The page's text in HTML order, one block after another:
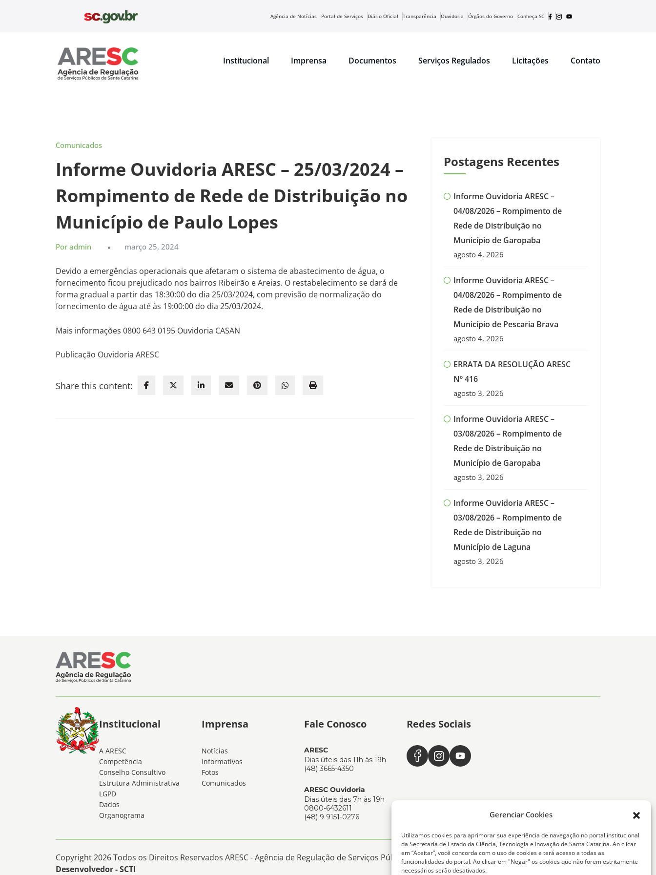
Gerenciar Cookies
Utilizamos cookies para aprimorar sua experiência de navegação no portal institucional
da Secretaria de Estado da Ciência, Tecnologia e Inovação de Santa Catarina. Ao clicar
em “Aceitar”, você concorda com o uso de cookies e terá acesso a todas as
funcionalidades do portal. Ao clicar em "Negar" os cookies que não forem estritamente
necessários serão desativados.
Agência de Notícias Portal de Serviços Diário Oficial Transparência Ouvidoria Órgãos do Governo Conheça SC
Institucional Imprensa Documentos Serviços Regulados Licitações Contato
Comunicados
Informe Ouvidoria ARESC – 25/03/2024 –
Rompimento de Rede de Distribuição no
Município de Paulo Lopes
Por admin março 25, 2024
Devido a emergências operacionais que afetaram o sistema de abastecimento de água, o
fornecimento ficou prejudicado nos bairros Ribeirão e Areias. O restabelecimento se dará de
forma gradual a partir das 18:30:00 do dia 25/03/2024, com previsão de normalização do
fornecimento de água até às 19:00:00 do dia 25/03/2024.
Mais informações 0800 643 0195 Ouvidoria CASAN
Publicação Ouvidoria ARESC
Share this content:
Postagens Recentes
Informe Ouvidoria ARESC –
04/08/2026 – Rompimento de
Rede de Distribuição no
Município de Garopaba
agosto 4, 2026
Informe Ouvidoria ARESC –
04/08/2026 – Rompimento de
Rede de Distribuição no
Município de Pescaria Brava
agosto 4, 2026
ERRATA DA RESOLUÇÃO ARESC
Nº 416
agosto 3, 2026
Informe Ouvidoria ARESC –
03/08/2026 – Rompimento de
Rede de Distribuição no
Município de Garopaba
agosto 3, 2026
Informe Ouvidoria ARESC –
03/08/2026 – Rompimento de
Rede de Distribuição no
Município de Laguna
agosto 3, 2026
Institucional
A ARESC
Competência
Conselho Consultivo
Estrutura Administrativa
LGPD
Dados
Organograma
Imprensa
Notícias
Informativos
Fotos
Comunicados
Fale Conosco
ARESC
Dias úteis das 11h às 19h
(48) 3665-4350
ARESC Ouvidoria
Dias úteis das 7h às 19h
0800-6432611
(48) 9 9151-0276
Redes Sociais
Copyright 2026 Todos os Direitos Reservados ARESC - Agência de Regulação de Serviços Públicos de Santa Catarina -
Desenvolvedor - SCTI